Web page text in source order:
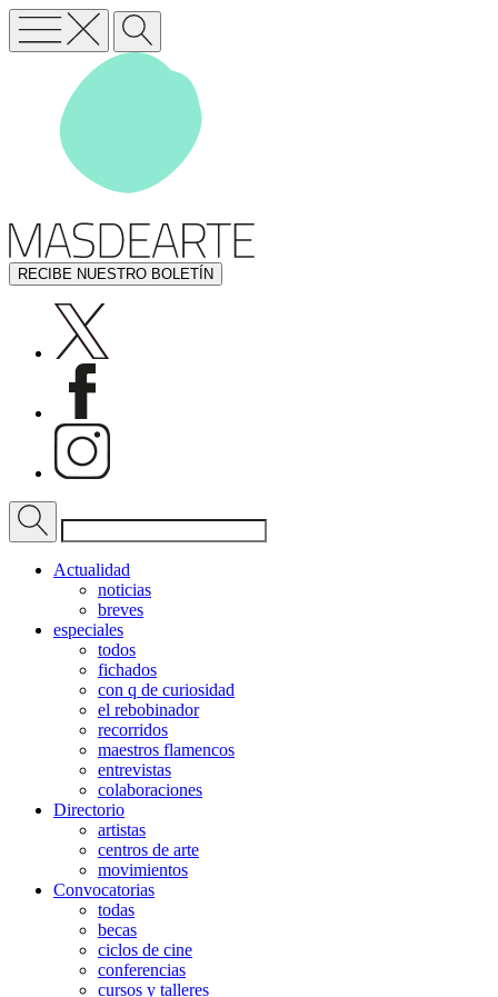
RECIBE NUESTRO BOLETÍN
Actualidad
noticias
breves
especiales
todos
fichados
con q de curiosidad
el rebobinador
recorridos
maestros flamencos
entrevistas
colaboraciones
Directorio
artistas
centros de arte
movimientos
Convocatorias
todas
becas
ciclos de cine
conferencias
cursos y talleres